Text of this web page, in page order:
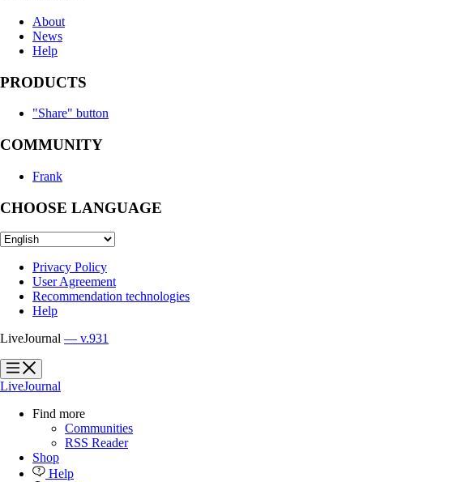
About
News
Help
PRODUCTS
"Share" button
COMMUNITY
Frank
CHOOSE LANGUAGE
Privacy Policy
User Agreement
Recommendation technologies
Help
LiveJournal — v.931
?
?
LiveJournal
Find more
Communities
RSS Reader
Shop
Help